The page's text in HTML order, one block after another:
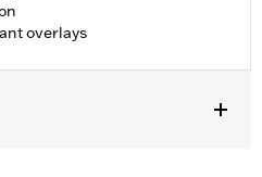
overlays